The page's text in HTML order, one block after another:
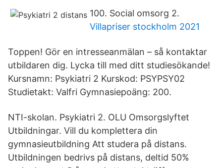
100. Social omsorg 2.
Villapriser stockholm 2021
Toppen! Gör en intresseanmälan – så kontaktar
utbildaren dig. Lycka till med ditt studiesökande!
Kursnamn: Psykiatri 2 Kurskod: PSYPSY02
Studietakt: Valfri Gymnasiepoäng: 200.
NTI-skolan. Psykiatri 2. OLU Omsorgslyftet
Utbildningar. Vill du komplettera din
gymnasieutbildning Att studera på distans.
Utbildningen bedrivs på distans, deltid 50%